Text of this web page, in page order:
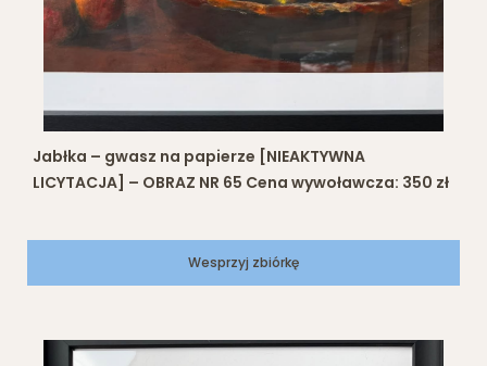
Jabłka – gwasz na papierze [NIEAKTYWNA
LICYTACJA] – OBRAZ NR 65 Cena wywoławcza: 350 zł
Wesprzyj zbiórkę